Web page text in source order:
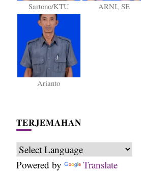
Sartono/KTU ARNI, SE
Arianto
TERJEMAHAN
Powered by Translate